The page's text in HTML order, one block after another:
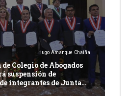
Hugo Amanque Chaiña
de Colegio de Abogados
suspensión de
integrantes de Junta